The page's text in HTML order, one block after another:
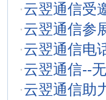
·云翌通信受
·云翌通信参
·云翌通信电
·云翌通信--
·云翌通信助